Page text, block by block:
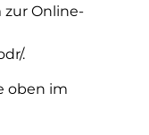
Online-
.
oben im